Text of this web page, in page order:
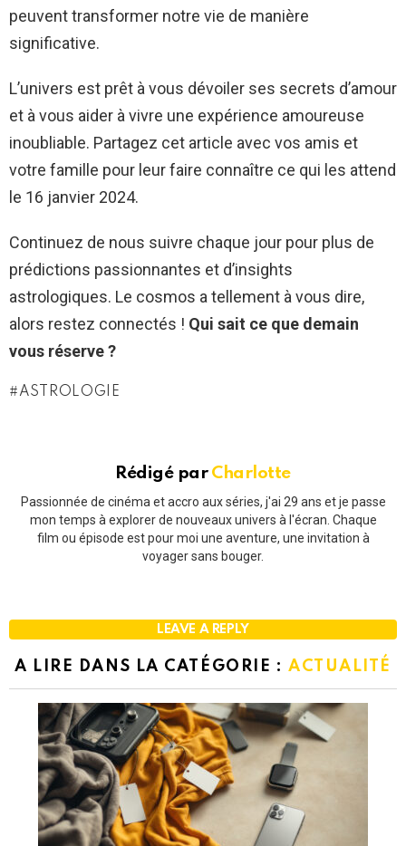
peuvent transformer notre vie de manière
significative.
L’univers est prêt à vous dévoiler ses secrets d’amour
et à vous aider à vivre une expérience amoureuse
inoubliable. Partagez cet article avec vos amis et
votre famille pour leur faire connaître ce qui les attend
le 16 janvier 2024.
Continuez de nous suivre chaque jour pour plus de
prédictions passionnantes et d’insights
astrologiques. Le cosmos a tellement à vous dire,
alors restez connectés ! Qui sait ce que demain
vous réserve ?
ASTROLOGIE
Rédigé par Charlotte
Passionnée de cinéma et accro aux séries, j'ai 29 ans et je passe
mon temps à explorer de nouveaux univers à l'écran. Chaque
film ou épisode est pour moi une aventure, une invitation à
voyager sans bouger.
LEAVE A REPLY
A LIRE DANS LA CATÉGORIE : ACTUALITÉ